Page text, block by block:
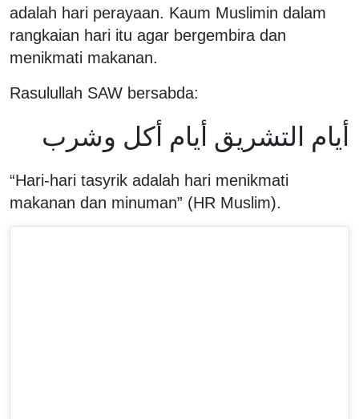
adalah hari perayaan. Kaum Muslimin dalam
rangkaian hari itu agar bergembira dan
menikmati makanan.
Rasulullah SAW bersabda:
أيام التشريق أيام أكل وشرب
“Hari-hari tasyrik adalah hari menikmati
makanan dan minuman” (HR Muslim).